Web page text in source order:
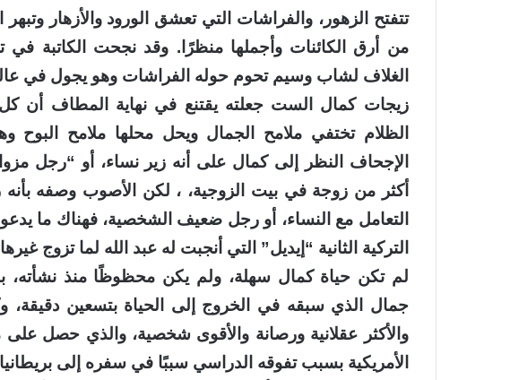
تتفتح الزهور، والفراشات التي تعشق الورود والأزهار وتبهر
من أرق الكائنات وأجملها منظرًا. وقد نجحت الكاتبة
الغلاف لشاب وسيم تحوم حوله الفراشات وهو يجول في
زيجات كمال الست جعلته يقتنع في نهاية المطاف أن
الظلام تختفي ملامح الجمال ويحل محلها ملامح
الإجحاف النظر إلى كمال على أنه زير نساء، أو “رجل
أكثر من زوجة في بيت الزوجية، ، لكن الأصوب وصفه
التعامل مع النساء، أو رجل ضعيف الشخصية، فهناك ما يدعو
التركية الثانية “إيديل” التي أنجبت له عبد الله لما تزوج
لم تكن حياة كمال سهلة، ولم يكن محظوظًا منذ نشأته،
جمال الذي سبقه في الخروج إلى الحياة بتسعين دقيقة،
والأكثر عقلانية ورصانة والأقوى شخصية، والذي حصل على
الأمريكية بسبب تفوقه الدراسي سببًا في سفره إلى